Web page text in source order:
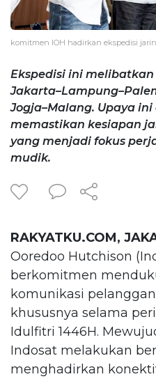
komitmen IOH hadirkan ekspedisi
Ekspedisi ini
Jogja–Malang. Upaya
memastikan kesiapan
yang menjadi fokus
mudik.
RAKYATKU.COM,
Ooredoo Hutchison
berkomitmen
komunikasi
khususnya selama
Idulfitri 1446H.
Indosat melakukan
menghadirkan